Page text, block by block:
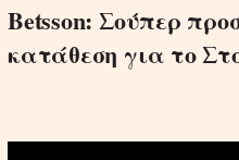
Betsson: Σούπερ
κατάθεση για το